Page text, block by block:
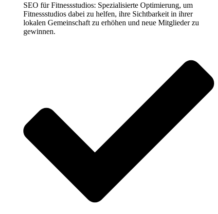
SEO für Fitnessstudios: Spezialisierte Optimierung, um
Fitnessstudios dabei zu helfen, ihre Sichtbarkeit in ihrer
lokalen Gemeinschaft zu erhöhen und neue Mitglieder zu
gewinnen.